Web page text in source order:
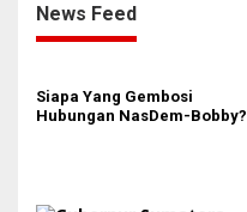
News Feed
Siapa Yang Gembosi
Hubungan NasDem-Bobby?